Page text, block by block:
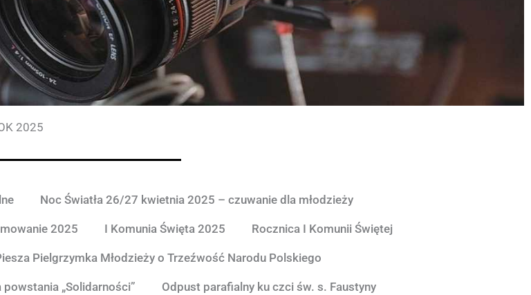
2025
Noc Światła 26/27 kwietnia 2025 – czuwanie dla młodzieży
2025 I Komunia Święta 2025 Rocznica I Komunii Świętej
Pielgrzymka Młodzieży o Trzeźwość Narodu Polskiego
„Solidarności” Odpust parafialny ku czci św. s. Faustyny